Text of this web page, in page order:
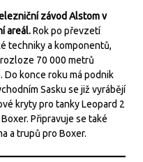
závod Alstom v
areál.Rok po převzetí
techniky a komponentů,
70 000 metrů
konce roku má podnik
Sasku se již vyrábějí
kryty pro tanky Leopard 2
Připravuje se také
a trupů pro Boxer.